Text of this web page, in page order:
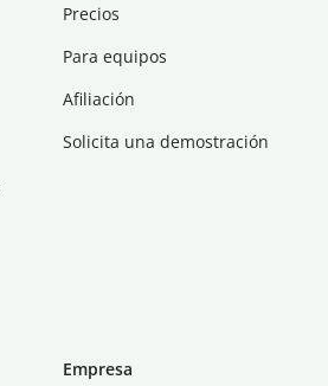
Precios
Para equipos
Afiliación
Solicita una demostración
Empresa